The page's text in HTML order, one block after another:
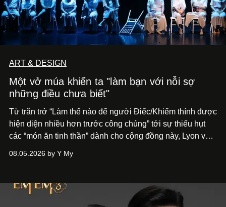
ART & DESIGN
Một vở múa khiến ta "làm bạn với nỗi sợ
những điều chưa biết"
Từ trăn trở “Làm thế nào để người Điếc/Khiếm thính được
hiện diện nhiều hơn trước công chúng” tới sự thiếu hụt
các “món ăn tinh thần” dành cho cộng đồng này, Lyon và
phẩm múa đương đại thành hiện thực, mang tên Lắng
08.05.2026 by Y My